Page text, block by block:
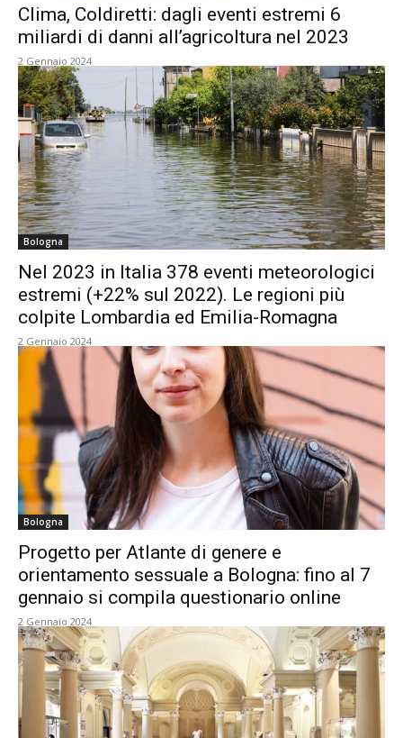
Clima, Coldiretti: dagli eventi estremi 6
miliardi di danni all’agricoltura nel 2023
2 Gennaio 2024
Bologna
Nel 2023 in Italia 378 eventi meteorologici
estremi (+22% sul 2022). Le regioni più
colpite Lombardia ed Emilia-Romagna
2 Gennaio 2024
Bologna
Progetto per Atlante di genere e
orientamento sessuale a Bologna: fino al 7
gennaio si compila questionario online
2 Gennaio 2024